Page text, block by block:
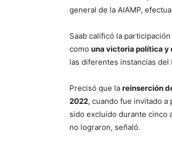
general de la AIAMP,
Saab calificó la
como una victoria política y
las diferentes instancias del
Precisó que la reinserción
2022, cuando fue invitado a
sido excluido durante cinco
no lograron, señaló.